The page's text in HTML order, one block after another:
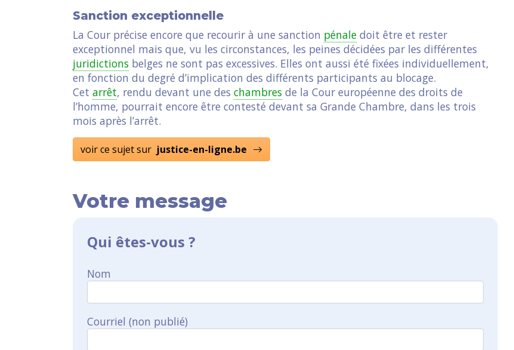
Sanction exceptionnelle
La Cour précise encore que recourir à une sanction pénale doit être et rester
exceptionnel mais que, vu les circonstances, les peines décidées par les différentes
juridictions belges ne sont pas excessives. Elles ont aussi été fixées individuellement,
en fonction du degré d’implication des différents participants au blocage.
Cet arrêt, rendu devant une des chambres de la Cour européenne des droits de
l’homme, pourrait encore être contesté devant sa Grande Chambre, dans les trois
mois après l’arrêt.
voir ce sujet sur justice-en-ligne.be
Votre message
Qui êtes-vous ?
Nom
Courriel (non publié)